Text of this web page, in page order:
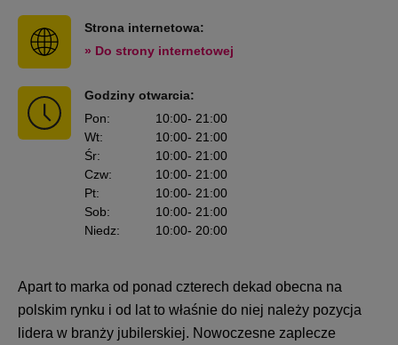
Strona internetowa:
» Do strony internetowej
Godziny otwarcia:
Pon: 10:00- 21:00
Wt: 10:00- 21:00
Śr: 10:00- 21:00
Czw: 10:00- 21:00
Pt: 10:00- 21:00
Sob: 10:00- 21:00
Niedz: 10:00- 20:00
Apart to marka od ponad czterech dekad obecna na
polskim rynku i od lat to właśnie do niej należy pozycja
lidera w branży jubilerskiej. Nowoczesne zaplecze